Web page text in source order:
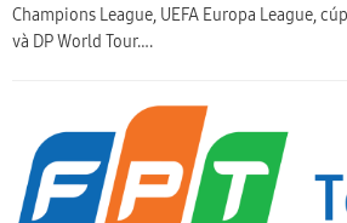
Champions League, UEFA Europa League,
và DP World Tour….